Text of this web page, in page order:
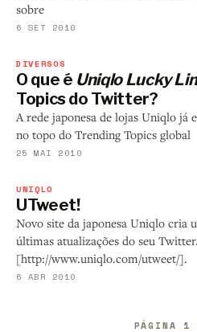
sobre
6 SET 2010
DIVERSOS
O que é Uniqlo Lucky
Topics do Twitter?
A rede japonesa de lojas Uniqlo já
no topo do Trending Topics global
25 MAI 2010
UNIQLO
UTweet!
Novo site da japonesa Uniqlo cria
últimas atualizações do seu
[http://www.uniqlo.com/utweet/].
6 ABR 2010
PÁGINA 1